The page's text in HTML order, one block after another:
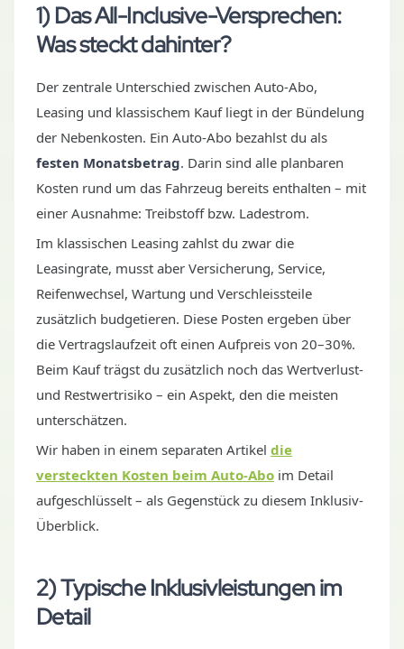
1) Das All-Inclusive-Versprechen:
Was steckt dahinter?
Der zentrale Unterschied zwischen Auto-Abo,
Leasing und klassischem Kauf liegt in der Bündelung
der Nebenkosten. Ein Auto-Abo bezahlst du als
festen Monatsbetrag. Darin sind alle planbaren
Kosten rund um das Fahrzeug bereits enthalten – mit
einer Ausnahme: Treibstoff bzw. Ladestrom.
Im klassischen Leasing zahlst du zwar die
Leasingrate, musst aber Versicherung, Service,
Reifenwechsel, Wartung und Verschleissteile
zusätzlich budgetieren. Diese Posten ergeben über
die Vertragslaufzeit oft einen Aufpreis von 20–30%.
Beim Kauf trägst du zusätzlich noch das Wertverlust-
und Restwertrisiko – ein Aspekt, den die meisten
unterschätzen.
Wir haben in einem separaten Artikel die
versteckten Kosten beim Auto-Abo im Detail
aufgeschlüsselt – als Gegenstück zu diesem Inklusiv-
Überblick.
2) Typische Inklusivleistungen im
Detail